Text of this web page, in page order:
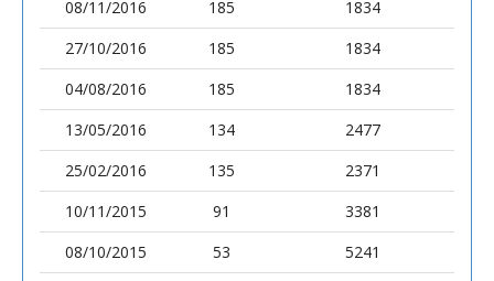
08/11/2016
185
1834
27/10/2016
185
1834
04/08/2016
185
1834
13/05/2016
134
2477
25/02/2016
135
2371
10/11/2015
91
3381
08/10/2015
53
5241